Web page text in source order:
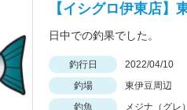
【イシグロ伊東店】
日中での釣果でした。
釣行日 2022/04/10
釣場
東伊豆周辺
釣魚
メジナ（グレ）